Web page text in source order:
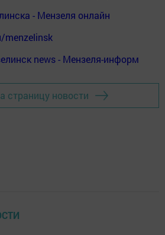
- Мензеля онлайн
menzelinsk
news - Мензеля-информ
страницу новости